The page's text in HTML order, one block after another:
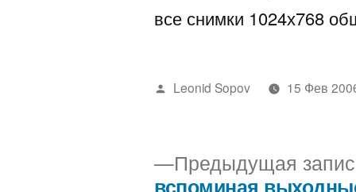
все снимки 1024х768
Написано
Leonid Sopov 15 Фев
Предыдущая
вспоминая